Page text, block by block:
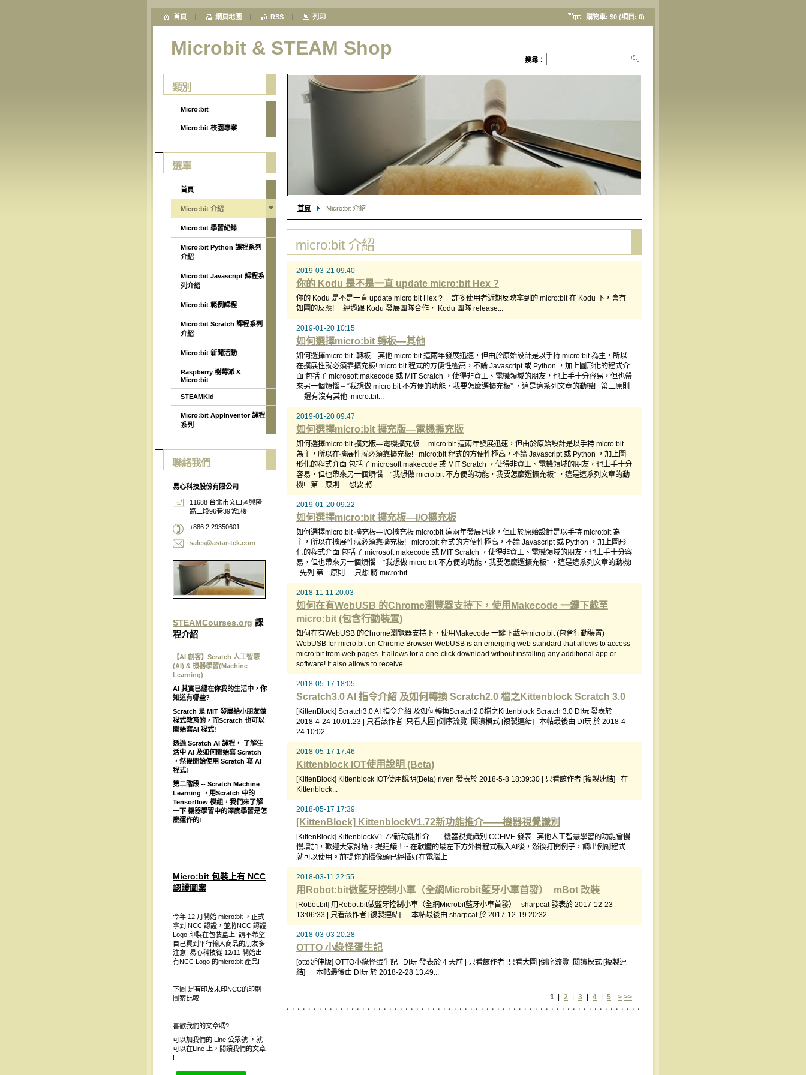
Microbit & STEAM Shop
搜尋：
首頁 Micro:bit 介紹
micro:bit 介紹
2019-03-21 09:40
你的 Kodu 是不是一直 update micro:bit Hex ?
你的 Kodu 是不是一直 update micro:bit Hex ? 許多使用者近期反映拿到的 micro:bit 在 Kodu 下，會有
如圖的反應! 經過跟 Kodu 發展團隊合作， Kodu 團隊 release...
2019-01-20 10:15
如何選擇micro:bit 轉板—其他
如何選擇micro:bit 轉板—其他 micro:bit 這兩年發展迅速，但由於原始設計是以手持 micro:bit 為主，所以
在擴展性就必須靠擴充板! micro:bit 程式的方便性極高，不論 Javascript 或 Python ，加上圖形化的程式介
面 包括了 microsoft makecode 或 MIT Scratch ，使得非資工、電機領域的朋友，也上手十分容易，但也帶
來另一個煩惱 – “我想做 micro:bit 不方便的功能，我要怎麼選擴充板” ，這是這系列文章的動機! 第三原則
– 還有沒有其他 micro:bit...
2019-01-20 09:47
如何選擇micro:bit 擴充版—電機擴充版
如何選擇micro:bit 擴充版—電機擴充版 micro:bit 這兩年發展迅速，但由於原始設計是以手持 micro:bit
為主，所以在擴展性就必須靠擴充板! micro:bit 程式的方便性極高，不論 Javascript 或 Python ，加上圖
形化的程式介面 包括了 microsoft makecode 或 MIT Scratch ，使得非資工、電機領域的朋友，也上手十分
容易，但也帶來另一個煩惱 – “我想做 micro:bit 不方便的功能，我要怎麼選擴充板” ，這是這系列文章的動
機! 第二原則 – 想要 將...
2019-01-20 09:22
如何選擇micro:bit 擴充板—I/O擴充板
如何選擇micro:bit 擴充板—I/O擴充板 micro:bit 這兩年發展迅速，但由於原始設計是以手持 micro:bit 為
主，所以在擴展性就必須靠擴充板! micro:bit 程式的方便性極高，不論 Javascript 或 Python ，加上圖形
化的程式介面 包括了 microsoft makecode 或 MIT Scratch ，使得非資工、電機領域的朋友，也上手十分容
易，但也帶來另一個煩惱 – “我想做 micro:bit 不方便的功能，我要怎麼選擴充板” ，這是這系列文章的動機!
先列 第一原則 – 只想 將 micro:bit...
2018-11-11 20:03
如何在有WebUSB 的Chrome瀏覽器支持下，使用Makecode 一鍵下載至
micro:bit (包含行動裝置)
如何在有WebUSB 的Chrome瀏覽器支持下，使用Makecode 一鍵下載至micro:bit (包含行動裝置)
WebUSB for micro:bit on Chrome Browser WebUSB is an emerging web standard that allows to access
micro:bit from web pages. It allows for a one-click download without installing any additional app or
software! It also allows to receive...
2018-05-17 18:05
Scratch3.0 AI 指令介紹 及如何轉換 Scratch2.0 檔之Kittenblock Scratch 3.0
[KittenBlock] Scratch3.0 AI 指令介紹 及如何轉換Scratch2.0檔之Kittenblock Scratch 3.0 DI玩 發表於
2018-4-24 10:01:23 | 只看該作者 |只看大圖 |倒序流覽 |閱讀模式 [複製連結] 本帖最後由 DI玩 於 2018-4-
24 10:02...
2018-05-17 17:46
Kittenblock IOT使用說明 (Beta)
[KittenBlock] Kittenblock IOT使用說明(Beta) riven 發表於 2018-5-8 18:39:30 | 只看該作者 [複製連結] 在
Kittenblock...
2018-05-17 17:39
[KittenBlock] KittenblockV1.72新功能推介——機器視覺識別
[KittenBlock] KittenblockV1.72新功能推介——機器視覺識別 CCFIVE 發表 其他人工智慧學習的功能會慢
慢增加，歡迎大家討論，提建議！~ 在軟體的最左下方外掛程式載入AI後，然後打開例子，調出例副程式
就可以使用。前提你的攝像頭已經插好在電腦上
2018-03-11 22:55
用Robot:bit做藍牙控制小車（全網Microbit藍牙小車首發）_mBot 改裝
[Robot:bit] 用Robot:bit做藍牙控制小車（全網Microbit藍牙小車首發） sharpcat 發表於 2017-12-23
13:06:33 | 只看該作者 [複製連結] 本帖最後由 sharpcat 於 2017-12-19 20:32...
2018-03-03 20:28
OTTO 小綠怪蛋生記
[otto延伸版] OTTO小綠怪蛋生記 DI玩 發表於 4 天前 | 只看該作者 |只看大圖 |倒序流覽 |閱讀模式 [複製連
結] 本帖最後由 DI玩 於 2018-2-28 13:49...
1 2 3 4 5 > >>
類別
Micro:bit
Micro:bit 校園專案
選單
首頁
Micro:bit 介紹
Micro:bit 學習紀錄
Micro:bit Python 課程系列
介紹
Micro:bit Javascript 課程系
列介紹
Micro:bit 範例課程
Micro:bit Scratch 課程系列
介紹
Micro:bit 新聞活動
Raspberry 樹莓派 &
Micro:bit
STEAMKid
Micro:bit AppInventor 課程
系列
聯絡我們
易心科技股份有限公司
11688 台北市文山區興隆
路二段96巷39號1樓
+886 2 29350601
sales@astar-tek.com
STEAMCourses.org 課
程介紹
【AI 創客】Scratch 人工智慧
(AI) & 機器學習(Machine
Learning)
AI 其實已經在你我的生活中，你
知道有哪些?
Scratch 是 MIT 發展給小朋友做
程式教育的，而Scratch 也可以
開始寫AI 程式!
透過 Scratch AI 課程，
了解生
活中 AI 及如何開始寫 Scratch
，然後開始使用 Scratch 寫 AI
程式!
第二階段 -- Scratch Machine
Learning
，用Scratch 中的
Tensorflow 模組，我們來了解
一下 機器學習中的深度學習是怎
麼運作的!
Micro:bit 包裝上有 NCC
認證圖案
今年 12 月開始 micro:bit ，正式
拿到 NCC 認證，並將NCC 認證
Logo 印製在包裝盒上! 請不希望
自己買到平行輸入商品的朋友多
注意! 易心科技從 12/11 開始出
有NCC Logo 的micro:bit 產品!
下圖 是有印及未印NCC的印刷
圖案比較!
喜歡我們的文章嗎?
可以加我們的 Line 公眾號 ，就
可以在Line 上，閱讀我們的文章
!
購物車: $0 (項目: 0)
首頁 網頁地圖 RSS 列印